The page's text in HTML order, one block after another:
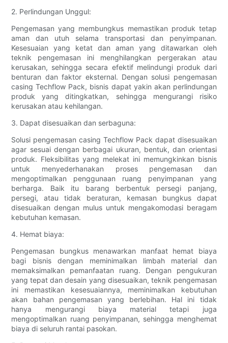
2. Perlindungan Unggul:
Pengemasan yang membungkus memastikan produk tetap
aman dan utuh selama transportasi dan penyimpanan.
Kesesuaian yang ketat dan aman yang ditawarkan oleh
teknik pengemasan ini menghilangkan pergerakan atau
kerusakan, sehingga secara efektif melindungi produk dari
benturan dan faktor eksternal. Dengan solusi pengemasan
casing Techflow Pack, bisnis dapat yakin akan perlindungan
produk yang ditingkatkan, sehingga mengurangi risiko
kerusakan atau kehilangan.
3. Dapat disesuaikan dan serbaguna:
Solusi pengemasan casing Techflow Pack dapat disesuaikan
agar sesuai dengan berbagai ukuran, bentuk, dan orientasi
produk. Fleksibilitas yang melekat ini memungkinkan bisnis
untuk menyederhanakan proses pengemasan dan
mengoptimalkan penggunaan ruang penyimpanan yang
berharga. Baik itu barang berbentuk persegi panjang,
persegi, atau tidak beraturan, kemasan bungkus dapat
disesuaikan dengan mulus untuk mengakomodasi beragam
kebutuhan kemasan.
4. Hemat biaya:
Pengemasan bungkus menawarkan manfaat hemat biaya
bagi bisnis dengan meminimalkan limbah material dan
memaksimalkan pemanfaatan ruang. Dengan pengukuran
yang tepat dan desain yang disesuaikan, teknik pengemasan
ini memastikan kesesuaiannya, meminimalkan kebutuhan
akan bahan pengemasan yang berlebihan. Hal ini tidak
hanya mengurangi biaya material tetapi juga
mengoptimalkan ruang penyimpanan, sehingga menghemat
biaya di seluruh rantai pasokan.